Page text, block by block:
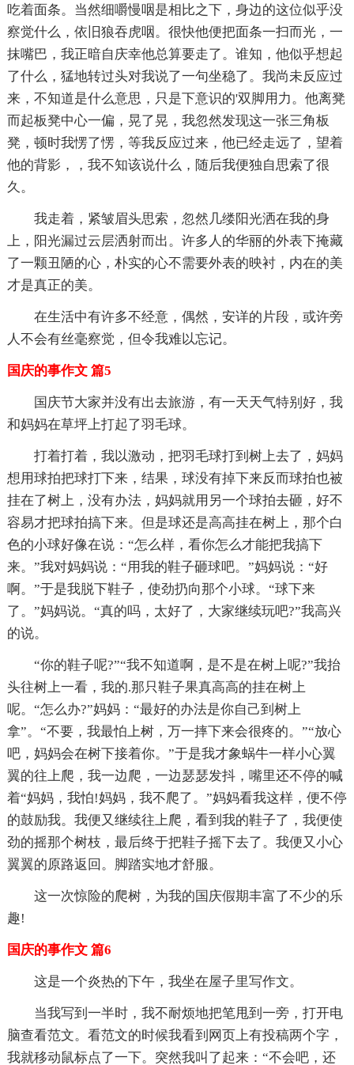
吃着面条。当然细嚼慢咽是相比之下，身边的这位似乎没
察觉什么，依旧狼吞虎咽。很快他便把面条一扫而光，一
抹嘴巴，我正暗自庆幸他总算要走了。谁知，他似乎想起
了什么，猛地转过头对我说了一句坐稳了。我尚未反应过
来，不知道是什么意思，只是下意识的'双脚用力。他离凳
而起板凳中心一偏，晃了晃，我忽然发现这一张三角板
凳，顿时我愣了愣，等我反应过来，他已经走远了，望着
他的背影，，我不知该说什么，随后我便独自思索了很
久。
我走着，紧皱眉头思索，忽然几缕阳光洒在我的身
上，阳光漏过云层洒射而出。许多人的华丽的外表下掩藏
了一颗丑陋的心，朴实的心不需要外表的映衬，内在的美
才是真正的美。
在生活中有许多不经意，偶然，安详的片段，或许旁
人不会有丝毫察觉，但令我难以忘记。
国庆的事作文 篇5
国庆节大家并没有出去旅游，有一天天气特别好，我
和妈妈在草坪上打起了羽毛球。
打着打着，我以激动，把羽毛球打到树上去了，妈妈
想用球拍把球打下来，结果，球没有掉下来反而球拍也被
挂在了树上，没有办法，妈妈就用另一个球拍去砸，好不
容易才把球拍搞下来。但是球还是高高挂在树上，那个白
色的小球好像在说：“怎么样，看你怎么才能把我搞下
来。”我对妈妈说：“用我的鞋子砸球吧。”妈妈说：“好
啊。”于是我脱下鞋子，使劲扔向那个小球。“球下来
了。”妈妈说。“真的吗，太好了，大家继续玩吧?”我高兴
的说。
“你的鞋子呢?”“我不知道啊，是不是在树上呢?”我抬
头往树上一看，我的.那只鞋子果真高高的挂在树上
呢。“怎么办?”妈妈：“最好的办法是你自己到树上
拿”。“不要，我最怕上树，万一摔下来会很疼的。”“放心
吧，妈妈会在树下接着你。”于是我才象蜗牛一样小心翼
翼的往上爬，我一边爬，一边瑟瑟发抖，嘴里还不停的喊
着“妈妈，我怕!妈妈，我不爬了。”妈妈看我这样，便不停
的鼓励我。我便又继续往上爬，看到我的鞋子了，我便使
劲的摇那个树枝，最后终于把鞋子摇下去了。我便又小心
翼翼的原路返回。脚踏实地才舒服。
这一次惊险的爬树，为我的国庆假期丰富了不少的乐
趣!
国庆的事作文 篇6
这是一个炎热的下午，我坐在屋子里写作文。
当我写到一半时，我不耐烦地把笔甩到一旁，打开电
脑查看范文。看范文的时候我看到网页上有投稿两个字，
我就移动鼠标点了一下。突然我叫了起来：“不会吧，还